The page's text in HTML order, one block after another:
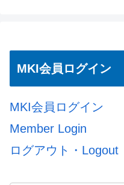
MKI会員ログイン
MKI会員ログイン
Member Login
ログアウト・Logout